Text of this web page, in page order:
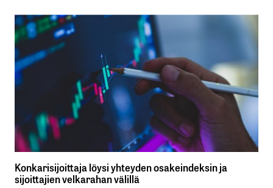
Konkarisijoittaja löysi yhteyden osakeindeksin ja
sijoittajien velkarahan välillä